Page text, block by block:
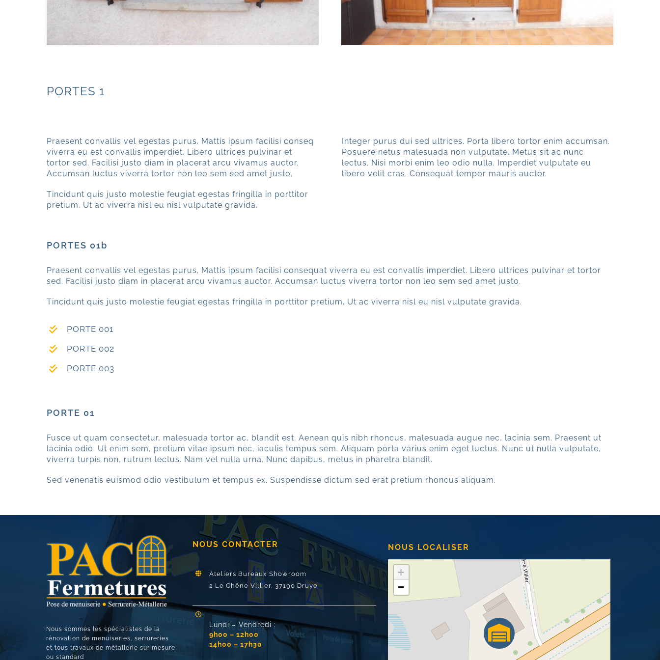
PORTES 1
Praesent convallis vel egestas purus. Mattis ipsum facilisi conseq
viverra eu est convallis imperdiet. Libero ultrices pulvinar et
tortor sed. Facilisi justo diam in placerat arcu vivamus auctor.
Accumsan luctus viverra tortor non leo sem sed amet justo.
Tincidunt quis justo molestie feugiat egestas fringilla in porttitor
pretium. Ut ac viverra nisl eu nisl vulputate gravida.
Integer purus dui sed ultrices. Porta libero tortor enim accumsan.
Posuere netus malesuada non vulputate. Metus sit ac nunc
lectus. Nisi morbi enim leo odio nulla. Imperdiet vulputate eu
libero velit cras. Consequat tempor mauris auctor.
PORTES 01b
Praesent convallis vel egestas purus. Mattis ipsum facilisi consequat viverra eu est convallis imperdiet. Libero ultrices pulvinar et tortor
sed. Facilisi justo diam in placerat arcu vivamus auctor. Accumsan luctus viverra tortor non leo sem sed amet justo.
Tincidunt quis justo molestie feugiat egestas fringilla in porttitor pretium. Ut ac viverra nisl eu nisl vulputate gravida.
PORTE 001
PORTE 002
PORTE 003
PORTE 01
Fusce ut quam consectetur, malesuada tortor ac, blandit est. Aenean quis nibh rhoncus, malesuada augue nec, lacinia sem. Praesent ut
lacinia odio. Ut enim sem, pretium vitae ipsum nec, iaculis tempus sem. Aliquam porta varius enim eget luctus. Nunc ut nulla vulputate,
viverra turpis non, rutrum lectus. Nam vel nulla urna. Nunc dapibus, metus in pharetra blandit.
Sed venenatis euismod odio vestibulum et tempus ex. Suspendisse dictum sed erat pretium rhoncus aliquam.
Nous sommes les spécialistes de la
rénovation de menuiseries, serrureries
et tous travaux de métallerie sur mesure
ou standard
NOUS CONTACTER
Ateliers Bureaux Showroom
2 Le Chêne Villier, 37190 Druye
Lundi – Vendredi :
9h00 – 12h00
14h00 – 17h30
NOUS LOCALISER
+
−